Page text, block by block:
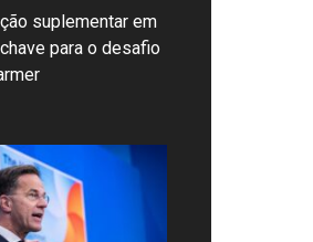
suplementar em
para o desafio